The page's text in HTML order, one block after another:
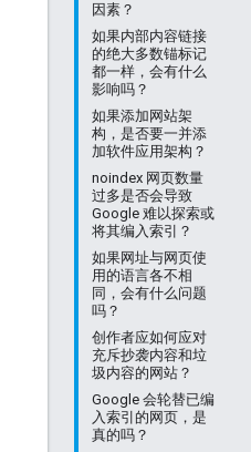
因素？
如果内部内容链接
的绝大多数锚标记
都一样，会有什么
影响吗？
如果添加网站架
构，是否要一并添
加软件应用架构？
noindex 网页数量
过多是否会导致
Google 难以探索或
将其编入索引？
如果网址与网页使
用的语言各不相
同，会有什么问题
吗？
创作者应如何应对
充斥抄袭内容和垃
圾内容的网站？
Google 会轮替已编
入索引的网页，是
真的吗？